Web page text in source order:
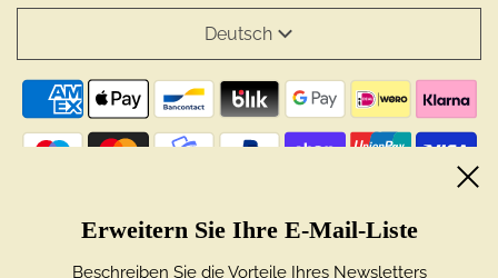
Deutsch
Erweitern Sie Ihre E-Mail-Liste
Beschreiben Sie die Vorteile Ihres Newsletters